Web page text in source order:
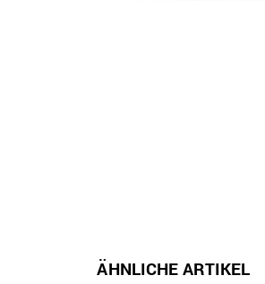
ÄHNLICHE ARTIKEL